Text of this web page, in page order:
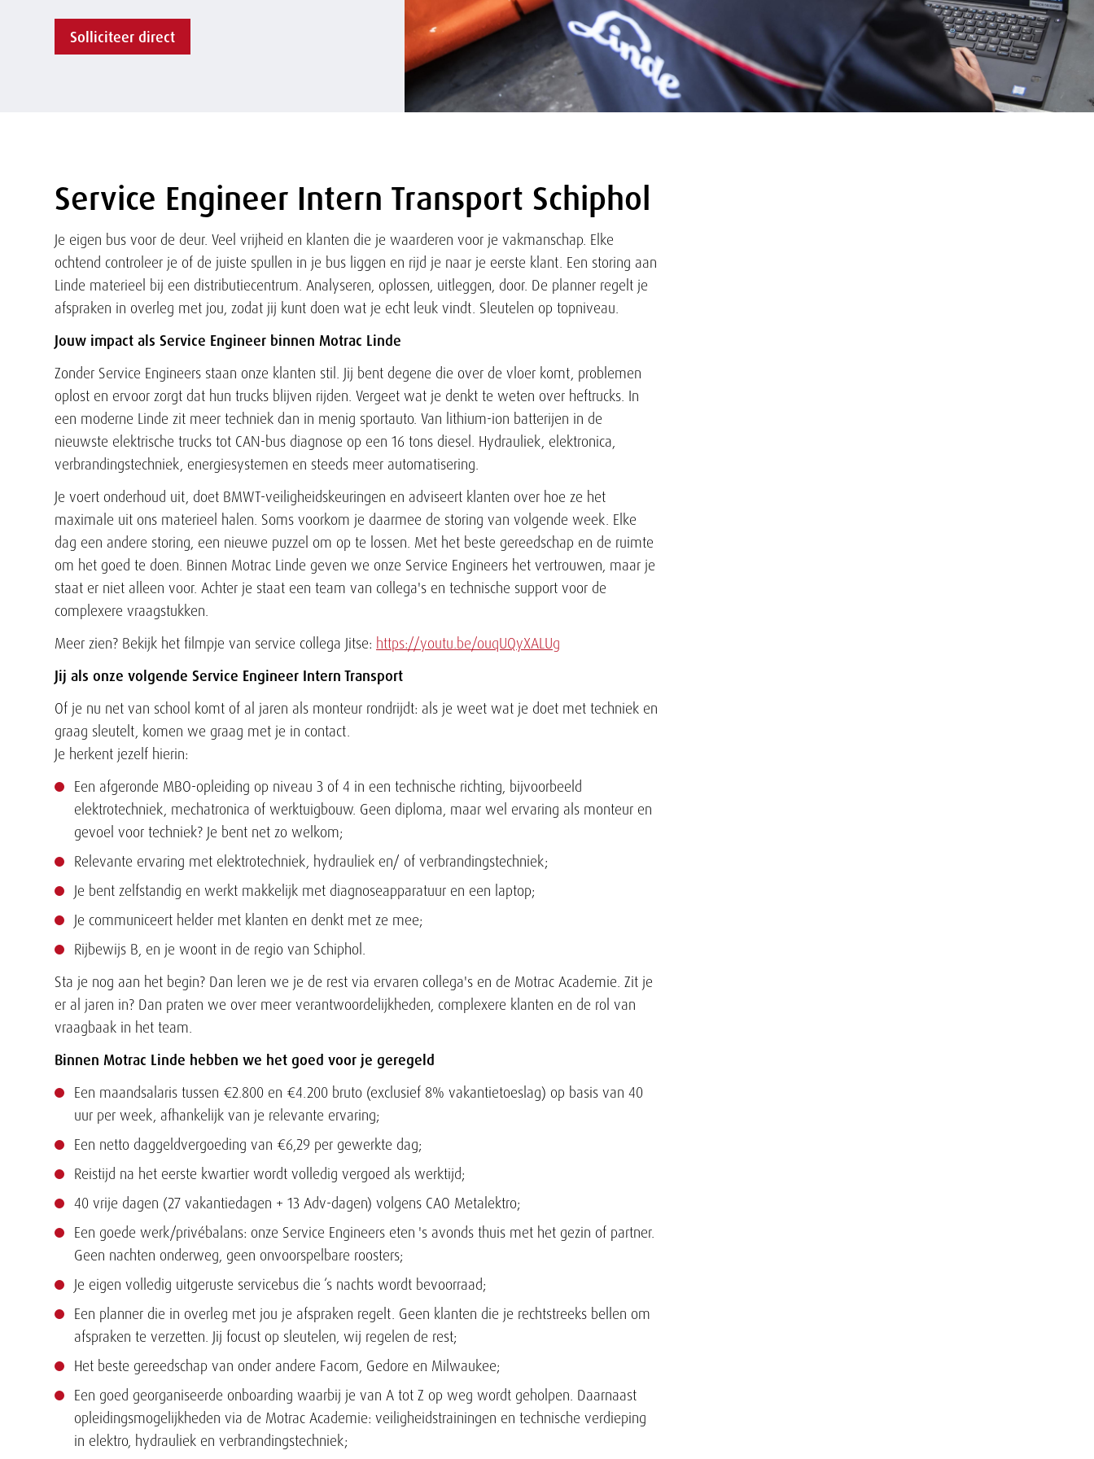
Solliciteer direct
Tekst
Service Engineer Intern Transport Schiphol
Je eigen bus voor de deur. Veel vrijheid en klanten die je waarderen voor je vakmanschap. Elke
ochtend controleer je of de juiste spullen in je bus liggen en rijd je naar je eerste klant. Een storing aan
Linde materieel bij een distributiecentrum. Analyseren, oplossen, uitleggen, door. De planner regelt je
afspraken in overleg met jou, zodat jij kunt doen wat je echt leuk vindt. Sleutelen op topniveau.
Jouw impact als Service Engineer binnen Motrac Linde
Zonder Service Engineers staan onze klanten stil. Jij bent degene die over de vloer komt, problemen
oplost en ervoor zorgt dat hun trucks blijven rijden. Vergeet wat je denkt te weten over heftrucks. In
een moderne Linde zit meer techniek dan in menig sportauto. Van lithium-ion batterijen in de
nieuwste elektrische trucks tot CAN-bus diagnose op een 16 tons diesel. Hydrauliek, elektronica,
verbrandingstechniek, energiesystemen en steeds meer automatisering.
Je voert onderhoud uit, doet BMWT-veiligheidskeuringen en adviseert klanten over hoe ze het
maximale uit ons materieel halen. Soms voorkom je daarmee de storing van volgende week. Elke
dag een andere storing, een nieuwe puzzel om op te lossen. Met het beste gereedschap en de ruimte
om het goed te doen. Binnen Motrac Linde geven we onze Service Engineers het vertrouwen, maar je
staat er niet alleen voor. Achter je staat een team van collega's en technische support voor de
complexere vraagstukken.
Meer zien? Bekijk het filmpje van service collega Jitse: https://youtu.be/ouqUQyXALUg
Jij als onze volgende Service Engineer Intern Transport
Of je nu net van school komt of al jaren als monteur rondrijdt: als je weet wat je doet met techniek en
graag sleutelt, komen we graag met je in contact.
Je herkent jezelf hierin:
Een afgeronde MBO-opleiding op niveau 3 of 4 in een technische richting, bijvoorbeeld
elektrotechniek, mechatronica of werktuigbouw. Geen diploma, maar wel ervaring als monteur en
gevoel voor techniek? Je bent net zo welkom;
Relevante ervaring met elektrotechniek, hydrauliek en/ of verbrandingstechniek;
Je bent zelfstandig en werkt makkelijk met diagnoseapparatuur en een laptop;
Je communiceert helder met klanten en denkt met ze mee;
Rijbewijs B, en je woont in de regio van Schiphol.
Sta je nog aan het begin? Dan leren we je de rest via ervaren collega's en de Motrac Academie. Zit je
er al jaren in? Dan praten we over meer verantwoordelijkheden, complexere klanten en de rol van
vraagbaak in het team.
Binnen Motrac Linde hebben we het goed voor je geregeld
Een maandsalaris tussen €2.800 en €4.200 bruto (exclusief 8% vakantietoeslag) op basis van 40
uur per week, afhankelijk van je relevante ervaring;
Een netto daggeldvergoeding van €6,29 per gewerkte dag;
Reistijd na het eerste kwartier wordt volledig vergoed als werktijd;
40 vrije dagen (27 vakantiedagen + 13 Adv-dagen) volgens CAO Metalektro;
Een goede werk/privébalans: onze Service Engineers eten 's avonds thuis met het gezin of partner.
Geen nachten onderweg, geen onvoorspelbare roosters;
Je eigen volledig uitgeruste servicebus die ‘s nachts wordt bevoorraad;
Een planner die in overleg met jou je afspraken regelt. Geen klanten die je rechtstreeks bellen om
afspraken te verzetten. Jij focust op sleutelen, wij regelen de rest;
Het beste gereedschap van onder andere Facom, Gedore en Milwaukee;
Een goed georganiseerde onboarding waarbij je van A tot Z op weg wordt geholpen. Daarnaast
opleidingsmogelijkheden via de Motrac Academie: veiligheidstrainingen en technische verdieping
in elektro, hydrauliek en verbrandingstechniek;